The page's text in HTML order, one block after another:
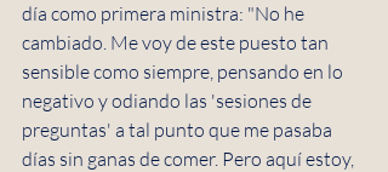
día como primera ministra: "No he
cambiado. Me voy de este puesto tan
sensible como siempre, pensando en lo
negativo y odiando las 'sesiones de
preguntas' a tal punto que me pasaba
días sin ganas de comer. Pero aquí estoy,